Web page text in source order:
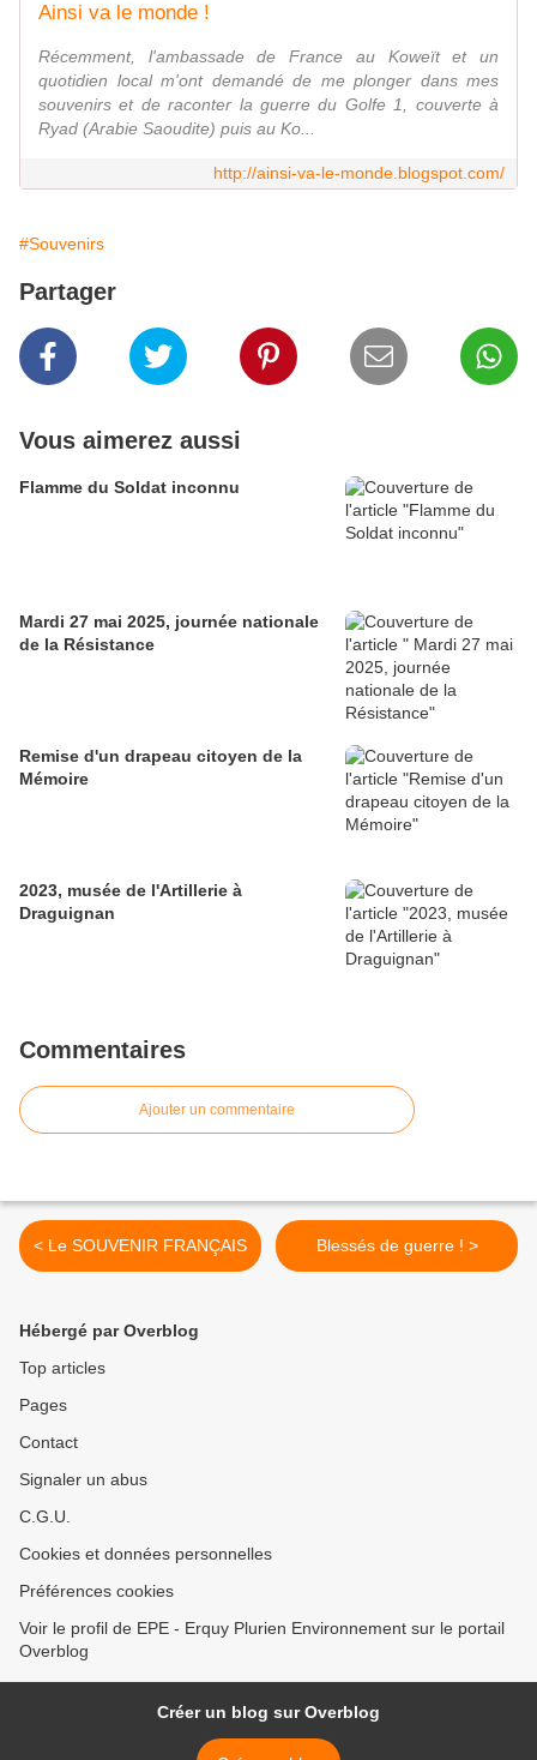
Ainsi va le monde !
Récemment, l'ambassade de France au Koweït et un
quotidien local m'ont demandé de me plonger dans mes
souvenirs et de raconter la guerre du Golfe 1, couverte à
Ryad (Arabie Saoudite) puis au Ko...
http://ainsi-va-le-monde.blogspot.com/
#Souvenirs
Partager
Vous aimerez aussi
Flamme du Soldat inconnu
Mardi 27 mai 2025, journée nationale
de la Résistance
Remise d'un drapeau citoyen de la
Mémoire
2023, musée de l'Artillerie à
Draguignan
Commentaires
Ajouter un commentaire
< Le SOUVENIR FRANÇAIS Blessés de guerre ! >
Hébergé par Overblog
Top articles
Pages
Contact
Signaler un abus
C.G.U.
Cookies et données personnelles
Préférences cookies
Voir le profil de EPE - Erquy Plurien Environnement sur le portail
Overblog
Créer un blog sur Overblog